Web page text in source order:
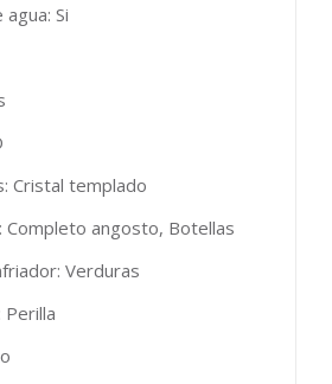
Si
Cristal templado
Completo angosto, Botellas
Verduras